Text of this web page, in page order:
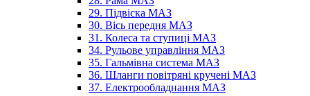
29. Підвіска МАЗ
30. Вісь передня МАЗ
31. Колеса та ступиці МАЗ
34. Рульове управління МАЗ
35. Гальмівна система МАЗ
36. Шланги повітряні кручені МАЗ
37. Електрообладнання МАЗ